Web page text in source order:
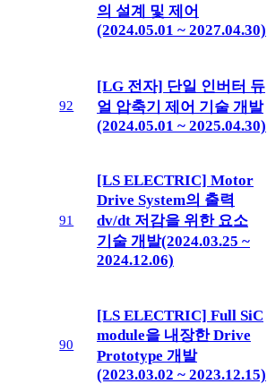
의 설계 및 제어
(2024.05.01 ~ 2027.04.30)
92
[LG 전자] 단일 인버터 듀
얼 압축기 제어 기술 개발
(2024.05.01 ~ 2025.04.30)
91
[LS ELECTRIC] Motor
Drive System의 출력
dv/dt 저감을 위한 요소
기술 개발(2024.03.25 ~
2024.12.06)
90
[LS ELECTRIC] Full SiC
module을 내장한 Drive
Prototype 개발
(2023.03.02 ~ 2023.12.15)